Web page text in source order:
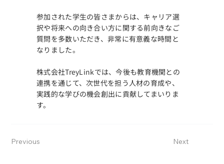
参加された学生の皆さまからは、キャリア選
択や将来への向き合い方に関する前向きなご
質問を多数いただき、非常に有意義な時間と
なりました。
株式会社TreyLinkでは、今後も教育機関との
連携を通じて、次世代を担う人材の育成や、
実践的な学びの機会創出に貢献してまいりま
す。
Previous Next